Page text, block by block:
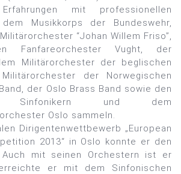
mit professionellen
Musikkorps der Bundeswehr,
“Johan Willem Friso”,
Fanfareorchester Vught, der
Militärorchester der beglischen
der Norwegischen
der Oslo Brass Band sowie den
Sinfonikern und dem
Oslo sammeln.
Dirigentenwettbewerb „European
2013“ in Oslo konnte er den
Auch mit seinen Orchestern ist er
er mit dem Sinfonischen